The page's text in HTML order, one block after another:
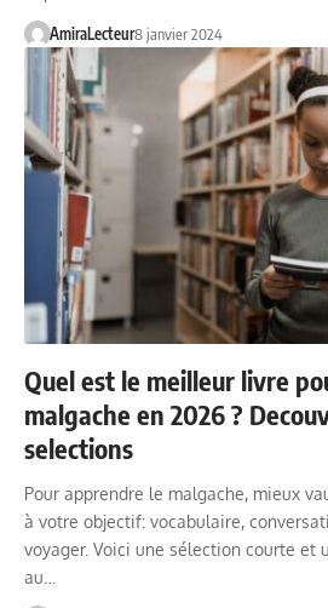
AmiraLecteur8 janvier 2024
Quel est le meilleur livre
malgache en 2026 ?
selections
Pour apprendre le malgache, mieux
à votre objectif: vocabulaire,
voyager. Voici une sélection courte et
au…